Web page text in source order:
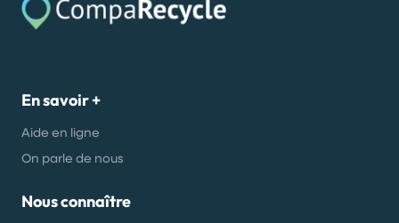
En savoir +
Aide en ligne
On parle de nous
Nous connaître